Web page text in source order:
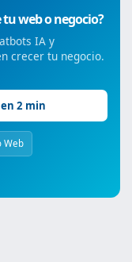
web o negocio?
IA y
crecer tu negocio.
2 min
Web